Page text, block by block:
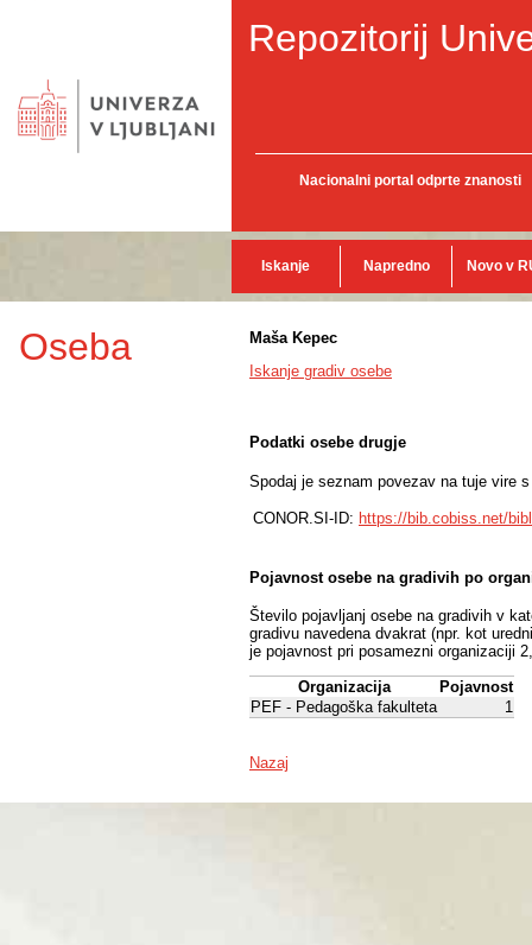
Repozitorij
Nacionalni portal odprte znanosti
Iskanje Napredno Novo v
Oseba
Maša Kepec
Iskanje gradiv osebe
Podatki osebe drugje
Spodaj je seznam povezav na tuje vire
CONOR.SI-ID: https://bib.cobiss.net/
Pojavnost osebe na gradivih po
Število pojavljanj osebe na gradivih v
gradivu navedena dvakrat (npr. kot
je pojavnost pri posamezni organizaciji
Organizacija
Pojavnost
PEF - Pedagoška fakulteta
1
Nazaj